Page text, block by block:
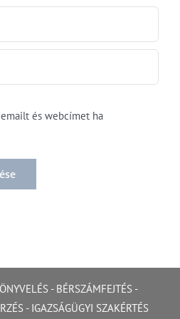
és webcímet ha
- BÉRSZÁMFEJTÉS-
- IGAZSÁGÜGYI SZAKÉRTÉS